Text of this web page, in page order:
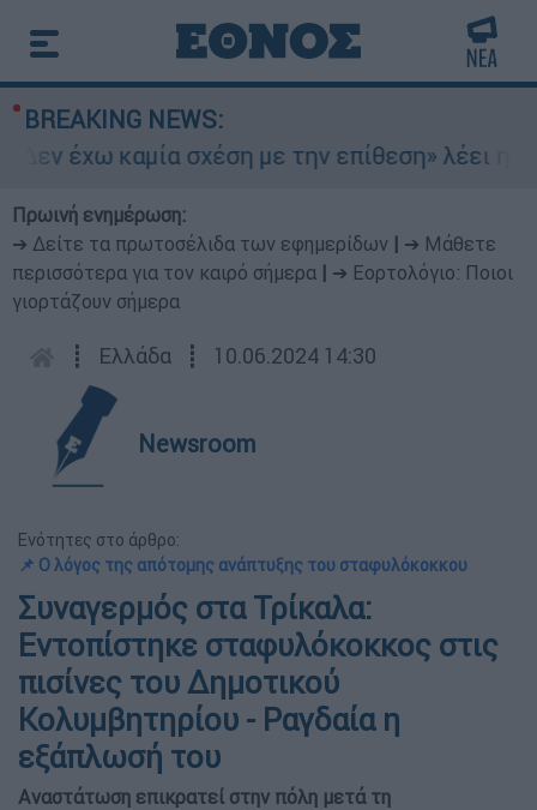
BREAKING NEWS:
έχω καμία σχέση με την επίθεση» λέει η
Πρωινή ενημέρωση:
➔ Δείτε τα πρωτοσέλιδα των εφημερίδων
➔ Μάθετε
περισσότερα για τον καιρό σήμερα
➔ Εορτολόγιο: Ποιοι
γιορτάζουν σήμερα
┋ Ελλάδα ┋ 10.06.2024 14:30
Newsroom
Ενότητες στο άρθρο:
📌 Ο λόγος της απότομης ανάπτυξης του σταφυλόκοκκου
Συναγερμός στα Τρίκαλα:
Εντοπίστηκε σταφυλόκοκκος στις
πισίνες του Δημοτικού
Κολυμβητηρίου - Ραγδαία η
εξάπλωσή του
Αναστάτωση επικρατεί στην πόλη μετά τη